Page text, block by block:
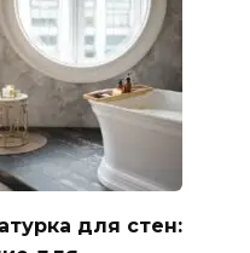
для стен: